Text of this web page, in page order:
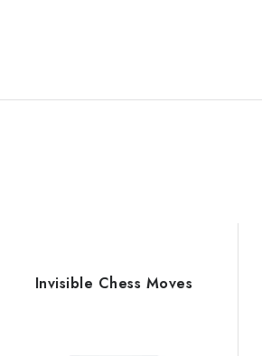
Invisible Chess Moves